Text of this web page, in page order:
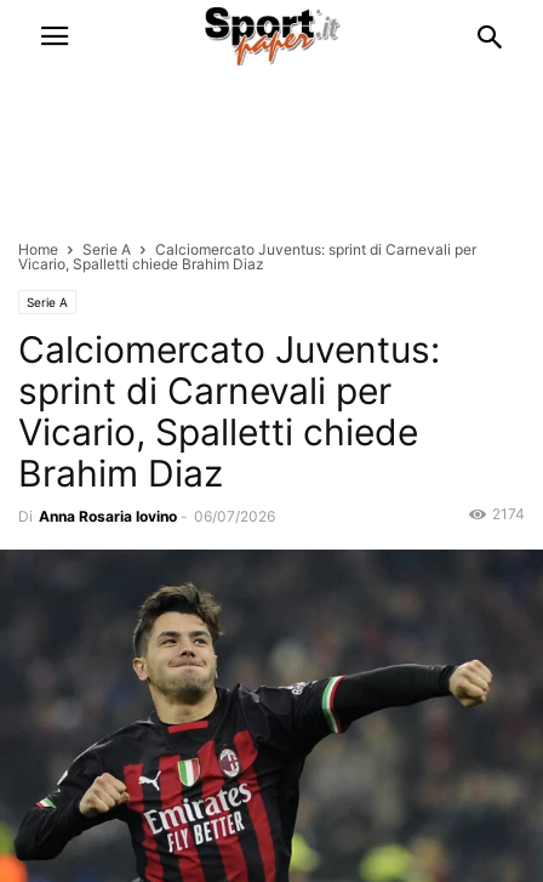
Home Serie A
Calciomercato Juventus: sprint di Carnevali per
Vicario, Spalletti chiede Brahim Diaz
Serie A
Calciomercato Juventus:
sprint di Carnevali per
Vicario, Spalletti chiede
Brahim Diaz
Di Anna Rosaria Iovino - 06/07/2026 2174